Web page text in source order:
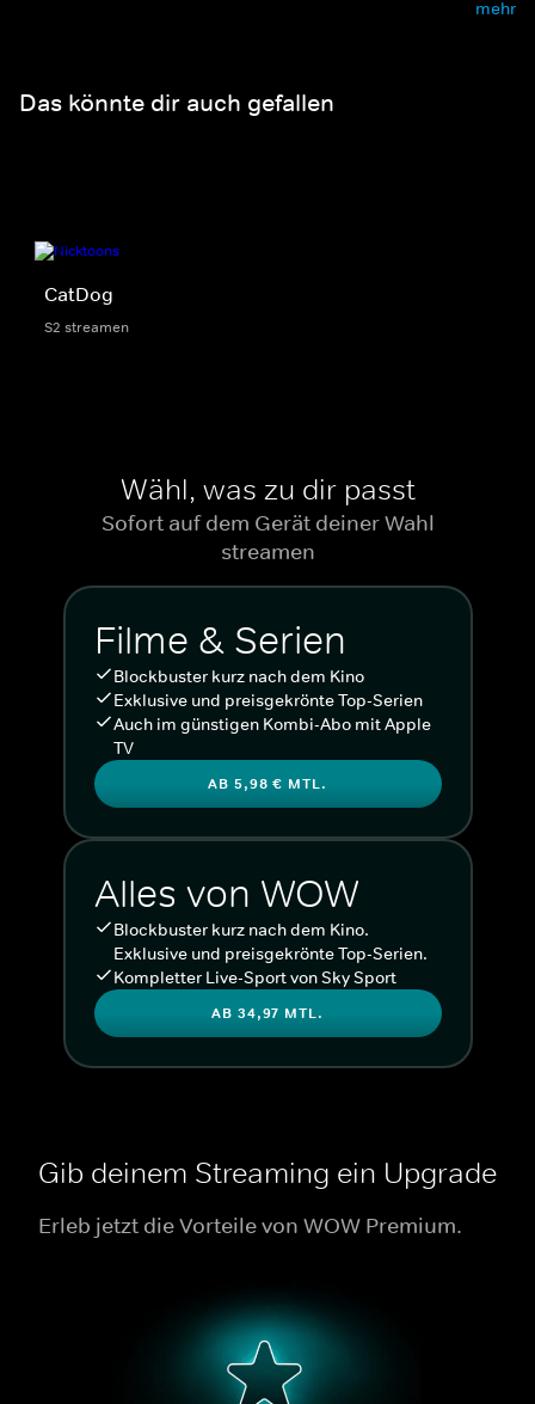
mehr
Das könnte dir auch gefallen
CatDog
S2 streamen
Wähl, was zu dir passt
Sofort auf dem Gerät deiner Wahl
streamen
Filme & Serien
Blockbuster kurz nach dem Kino
Exklusive und preisgekrönte Top-Serien
Auch im günstigen Kombi-Abo mit Apple
TV
AB 5,98 € MTL.
Alles von WOW
Blockbuster kurz nach dem Kino.
Exklusive und preisgekrönte Top-Serien.
Kompletter Live-Sport von Sky Sport
AB 34,97 MTL.
Gib deinem Streaming ein Upgrade
Erleb jetzt die Vorteile von WOW Premium.